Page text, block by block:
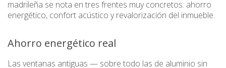
madrileña se nota en tres frentes muy concretos: ahorro
energético, confort acústico y revalorización del inmueble.
Ahorro energético real
Las ventanas antiguas — sobre todo las de aluminio sin